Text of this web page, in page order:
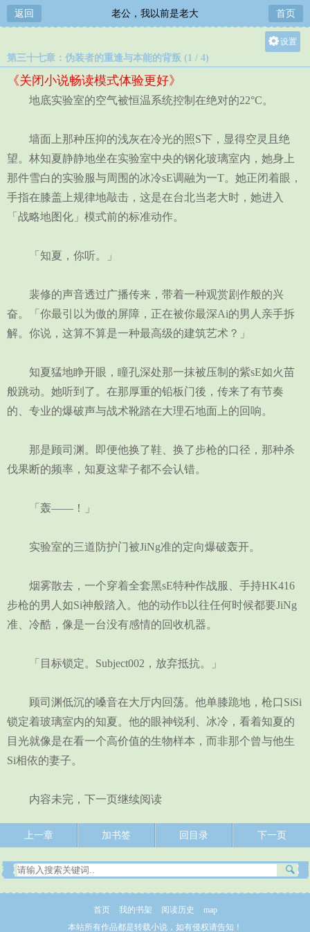
返回 老公，我以前是老大 首页
设置
第三十七章：伪装者的重逢与本能的背叛 (1 / 4)
《关闭小说畅读模式体验更好》
地底实验室的空气被恒温系统控制在绝对的22°C。
墙面上那种压抑的浅灰在冷光的照S下，显得空灵且绝
望。林知夏静静地坐在实验室中央的钢化玻璃室内，她身上
那件雪白的实验服与周围的冰冷sE调融为一T。她正闭着眼，
手指在膝盖上规律地敲击，这是在台北当老大时，她进入
「战略地图化」模式前的标准动作。
「知夏，你听。」
裴修的声音透过广播传来，带着一种观赏剧作般的兴
奋。「你最引以为傲的屏障，正在被你最深Ai的男人亲手拆
解。你说，这算不算是一种最高级的建筑艺术？」
知夏猛地睁开眼，瞳孔深处那一抹被压制的紫sE如火苗
般跳动。她听到了。在那厚重的铅板门後，传来了有节奏
的、专业的爆破声与战术靴踏在大理石地面上的回响。
那是顾司渊。即便他换了鞋、换了步枪的口径，那种杀
伐果断的频率，知夏这辈子都不会认错。
「轰——！」
实验室的三道防护门被JiNg准的定向爆破轰开。
烟雾散去，一个穿着全套黑sE特种作战服、手持HK416
步枪的男人如Si神般踏入。他的动作b以往任何时候都要JiNg
准、冷酷，像是一台没有感情的回收机器。
「目标锁定。Subject002，放弃抵抗。」
顾司渊低沉的嗓音在大厅内回荡。他单膝跪地，枪口SiSi
锁定着玻璃室内的知夏。他的眼神锐利、冰冷，看着知夏的
目光就像是在看一个高价值的生物样本，而非那个曾与他生
Si相依的妻子。
内容未完，下一页继续阅读
上一章 加书签 回目录 下一页
首页 我的书架 阅读历史
map
本站所有作品都是转载小说，如有侵权请告知！